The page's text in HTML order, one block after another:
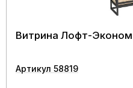
Витрина Лофт-
Артикул 58819